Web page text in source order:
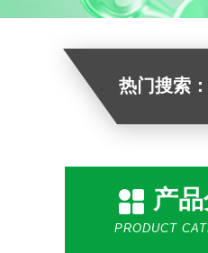
热门搜索：
产
PRODUCT